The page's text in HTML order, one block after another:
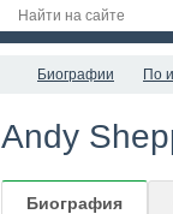
Биографии По
Andy
Биография